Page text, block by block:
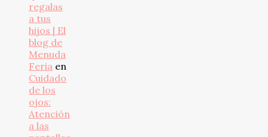
regalas
a tus
hijos | El
blog de
Menuda
Feria en
Cuidado
de los
ojos:
Atención
a las